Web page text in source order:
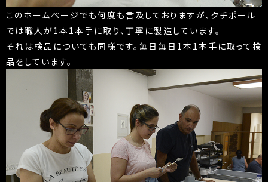
このホームページでも何度も言及しておりますが、クチポール
では職人が1本1本手に取り、丁寧に製造しています。
それは検品についても同様です。毎日毎日1本1本手に取って検
品をしています。